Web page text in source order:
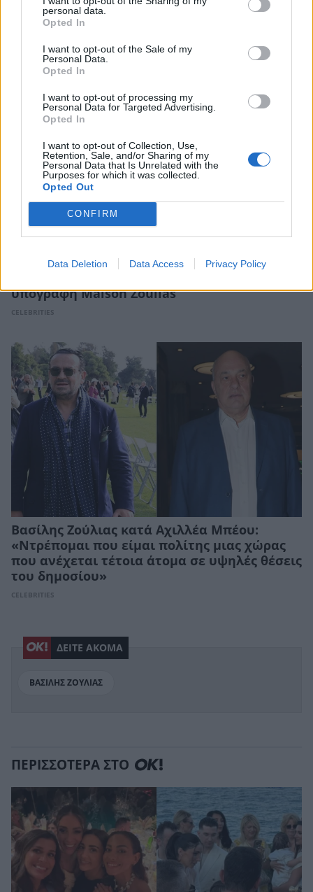
personal data.
Opted In
I want to opt-out of the Sale of my
Personal Data.
Opted In
I want to opt-out of processing my
Personal Data for Targeted Advertising.
Opted In
I want to opt-out of Collection, Use,
Retention, Sale, and/or Sharing of my
Personal Data that Is Unrelated with the
Purposes for which it was collected.
Opted Out
CONFIRM
Data Deletion Data Access Privacy Policy
Περικλής Κονδυλάτος για Βασίλη Ζούλια: Η
ανάρτηση με το ιδιαίτερο μήνυμα
CELEBRITIES
υπογραφή Maison Zoulias
CELEBRITIES
Βασίλης Ζούλιας κατά Αχιλλέα Μπέου:
«Ντρέπομαι που είμαι πολίτης μιας χώρας
που ανέχεται τέτοια άτομα σε υψηλές θέσεις
του δημοσίου»
CELEBRITIES
ΔΕΙΤΕ ΑΚΟΜΑ
ΒΑΣΙΛΗΣ ΖΟΥΛΙΑΣ
ΠΕΡΙΣΣΟΤΕΡΑ ΣΤΟ